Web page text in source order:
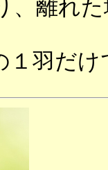
、離れ
１羽だ